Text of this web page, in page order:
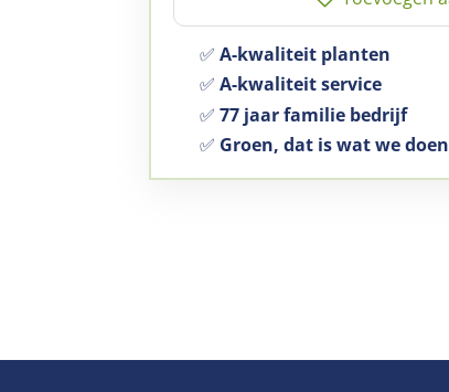
✅ A-kwaliteit planten
✅ A-kwaliteit service
✅ 77 jaar familie bedrijf
✅ Groen, dat is wat we doen